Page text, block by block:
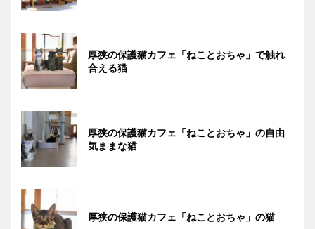
厚狭の保護猫カフェ「ねことおちゃ」で触れ
合える猫
厚狭の保護猫カフェ「ねことおちゃ」の自由
気ままな猫
厚狭の保護猫カフェ「ねことおちゃ」の猫